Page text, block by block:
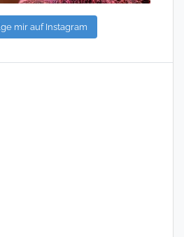
mir auf Instagram